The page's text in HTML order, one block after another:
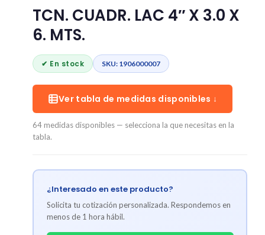
TCN. CUADR. LAC 4″ X 3.0 X
6. MTS.
✔ En stock SKU: 1906000007
Ver tabla de medidas disponibles ↓
64 medidas disponibles — selecciona la que necesitas en la
tabla.
¿Interesado en este producto?
Solicita tu cotización personalizada. Respondemos en
menos de 1 hora hábil.